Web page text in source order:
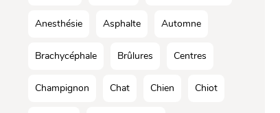
Anesthésie Asphalte Automne
Brachycéphale Brûlures Centres
Champignon Chat Chien Chiot